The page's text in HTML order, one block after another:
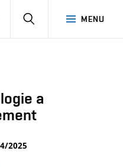
MENU
a
2025